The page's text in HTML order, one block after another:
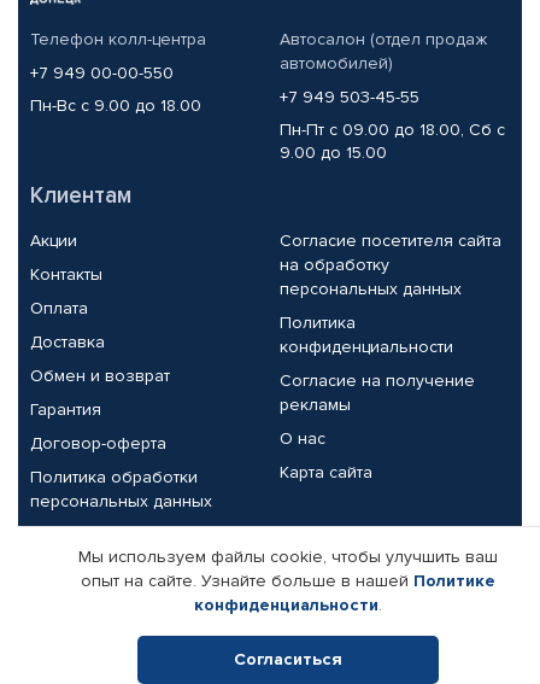
Телефон колл-центра
+7 949 00-00-550
Пн-Вс с 9.00 до 18.00
Автосалон (отдел продаж
автомобилей)
+7 949 503-45-55
Пн-Пт с 09.00 до 18.00, Сб с
9.00 до 15.00
Клиентам
Акции
Контакты
Оплата
Доставка
Обмен и возврат
Гарантия
Договор-оферта
Политика обработки
персональных данных
Согласие посетителя сайта
на обработку
персональных данных
Политика
конфиденциальности
Согласие на получение
рекламы
О нас
Карта сайта
Партнерам
Корпоративным клиентам
Поставщикам
Реквизиты компании
Мы используем файлы cookie, чтобы улучшить ваш
опыт на сайте. Узнайте больше в нашей Политике
конфиденциальности.
Согласиться